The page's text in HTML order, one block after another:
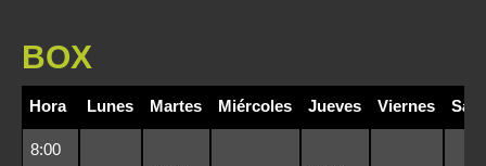
BOX
Hora Lunes Martes Miércoles Jueves Viernes
Hora
8:00